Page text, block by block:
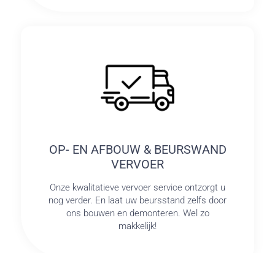
OP- EN AFBOUW & BEURSWAND
VERVOER
Onze kwalitatieve vervoer service ontzorgt u
nog verder. En laat uw beursstand zelfs door
ons bouwen en demonteren. Wel zo
makkelijk!